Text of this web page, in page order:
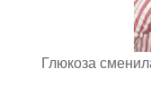
Глюкоза